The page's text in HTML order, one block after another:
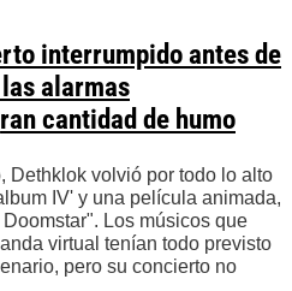
interrumpido antes de
alarmas
cantidad de humo
Dethklok volvió por todo lo alto
IV' y una película animada,
Los músicos que
virtual tenían todo previsto
pero su concierto no